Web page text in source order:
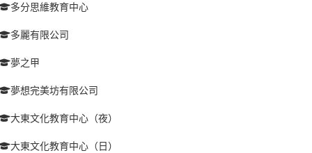
多分思維教育中心
多麗有限公司
夢之甲
夢想完美坊有限公司
大東文化教育中心（夜）
大東文化教育中心（日）